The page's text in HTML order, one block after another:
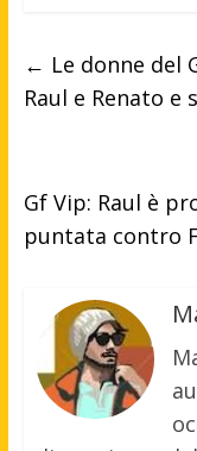
← Le donne del
Raul e Renato e
Gf Vip: Raul è
puntata contro